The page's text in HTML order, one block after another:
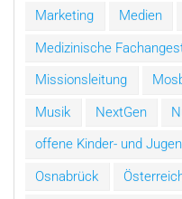
Marketing Medien
Medizinische
Missionsleitung
Musik
NextGen
offene Kinder- und
Osnabrück